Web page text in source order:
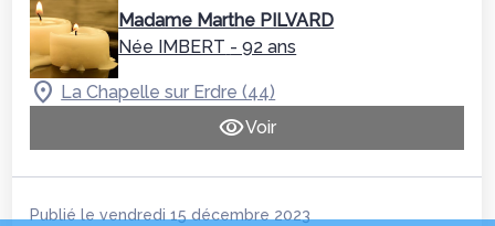
Madame Marthe PILVARD
Née IMBERT - 92 ans
La Chapelle sur Erdre (44)
Voir
Publié le vendredi 15 décembre 2023